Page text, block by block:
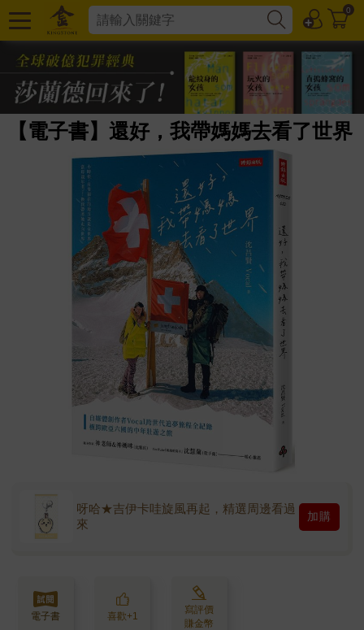
0
【電子書】還好，我帶媽媽去看了世界
呀哈★吉伊卡哇旋風再起，精選周邊看過
來
加購
電子書 喜歡+1
寫評價
賺金幣